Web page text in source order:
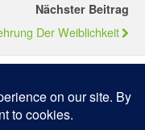
Nächster Beitrag
Der Weiblichkeit